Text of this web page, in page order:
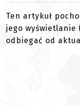
Ten artykuł
jego wyświetlanie
odbiegać od